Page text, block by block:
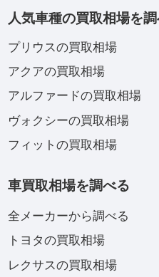
人気車種の買取相場を
プリウスの買取相場
アクアの買取相場
アルファードの買取相場
ヴォクシーの買取相場
フィットの買取相場
車買取相場を調べる
全メーカーから調べる
トヨタの買取相場
レクサスの買取相場